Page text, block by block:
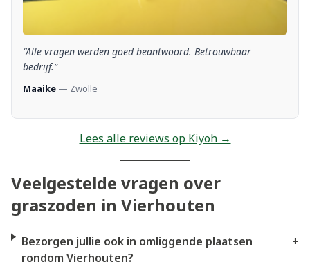
“Alle vragen werden goed beantwoord. Betrouwbaar
bedrijf.”
Maaike — Zwolle
Lees alle reviews op Kiyoh →
Veelgestelde vragen over
graszoden in Vierhouten
Bezorgen jullie ook in omliggende plaatsen
rondom Vierhouten?
+